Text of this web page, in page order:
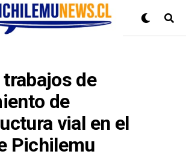
de
de
vial en el
Pichilemu